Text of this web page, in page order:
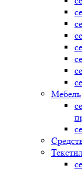
Мебель